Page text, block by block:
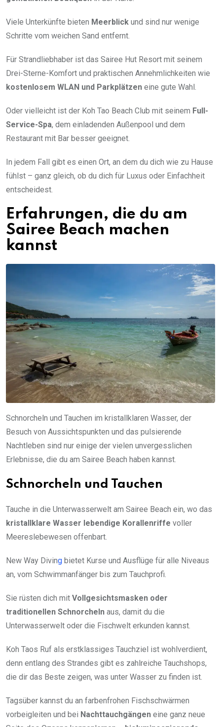
Viele Unterkünfte bieten Meerblick und sind nur wenige
Schritte vom weichen Sand entfernt.
Für Strandliebhaber ist das Sairee Hut Resort mit seinem
Drei-Sterne-Komfort und praktischen Annehmlichkeiten wie
kostenlosem WLAN und Parkplätzen eine gute Wahl.
Oder vielleicht ist der Koh Tao Beach Club mit seinem Full-
Service-Spa, dem einladenden Außenpool und dem
Restaurant mit Bar besser geeignet.
In jedem Fall gibt es einen Ort, an dem du dich wie zu Hause
fühlst – ganz gleich, ob du dich für Luxus oder Einfachheit
entscheidest.
Erfahrungen, die du am
Sairee Beach machen
kannst
Schnorcheln und Tauchen im kristallklaren Wasser, der
Besuch von Aussichtspunkten und das pulsierende
Nachtleben sind nur einige der vielen unvergesslichen
Erlebnisse, die du am Sairee Beach haben kannst.
Schnorcheln und Tauchen
Tauche in die Unterwasserwelt am Sairee Beach ein, wo das
kristallklare Wasser lebendige Korallenriffe voller
Meereslebewesen offenbart.
New Way Diving bietet Kurse und Ausflüge für alle Niveaus
an, vom Schwimmanfänger bis zum Tauchprofi.
Sie rüsten dich mit Vollgesichtsmasken oder
traditionellen Schnorcheln aus, damit du die
Unterwasserwelt oder die Fischwelt erkunden kannst.
Koh Taos Ruf als erstklassiges Tauchziel ist wohlverdient,
denn entlang des Strandes gibt es zahlreiche Tauchshops,
die dir das Beste zeigen, was unter Wasser zu finden ist.
Tagsüber kannst du an farbenfrohen Fischschwärmen
vorbeigleiten und bei Nachttauchgängen eine ganz neue